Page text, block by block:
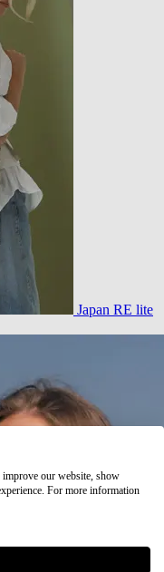
Japan RE lite
improve our website, show
For more information